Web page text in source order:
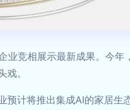
竞相展示最新成果。今
。
计将推出集成AI的家居生